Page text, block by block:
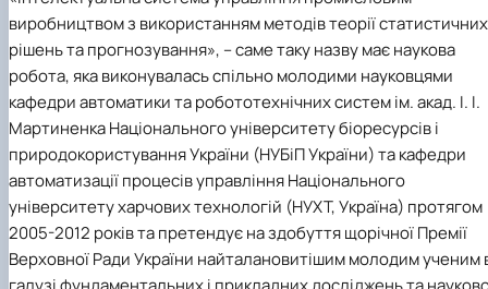
Міжнародна кредитна мобільність освітніх
програм
"Автоматизація, комп’ютерно-інтегровані
техн…
Інформація про вибіркові компоненти
(дисципліни) ОПП Магістр "Автоматизація, ко…
Анкетування (ОПП Магістр "Автоматизація,
комп’ютерно-інтегровані технології та …
Буклет ОПП "Автоматизація, комп’ютерно-
інтегровані технології та робототехніка"
Інформація про вибіркові компоненти
(дисципліни)
Анкетування
Вступ
Робототехнічні системи
виробництвом з використанням методів теорії статистичних
рішень та прогнозування», – саме таку назву має наукова
робота, яка виконувалась спільно молодими науковцями
кафедри автоматики та робототехнічних систем ім. акад. І. І.
Мартиненка Національного університету біоресурсів і
природокористування України (НУБіП України) та кафедри
автоматизації процесів управління Національного
університету харчових технологій (НУХТ, Україна) протягом
2005-2012 років та претендує на здобуття щорічної Премії
Верховної Ради України найталановитішим молодим ученим